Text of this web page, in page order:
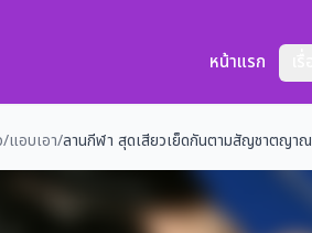
หน้าแรก
/แอบเอา/ลานกีฬา สุดเสียวเย็ดกันตามสัญชาตญาณ